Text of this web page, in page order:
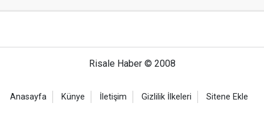
Risale Haber © 2008
Anasayfa Künye İletişim Gizlilik İlkeleri Sitene Ekle